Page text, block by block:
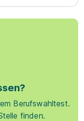
Berufswahltest.
finden.